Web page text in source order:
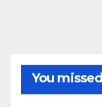
You missed